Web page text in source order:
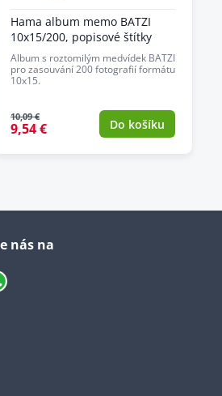
Hama album memo BATZI
10x15/200, popisové štítky
Album s roztomilým medvídek BATZI
pro zasouvání 200 fotografií formátu
10x15.
10,09 €
9,54 € Do košíku
nás na